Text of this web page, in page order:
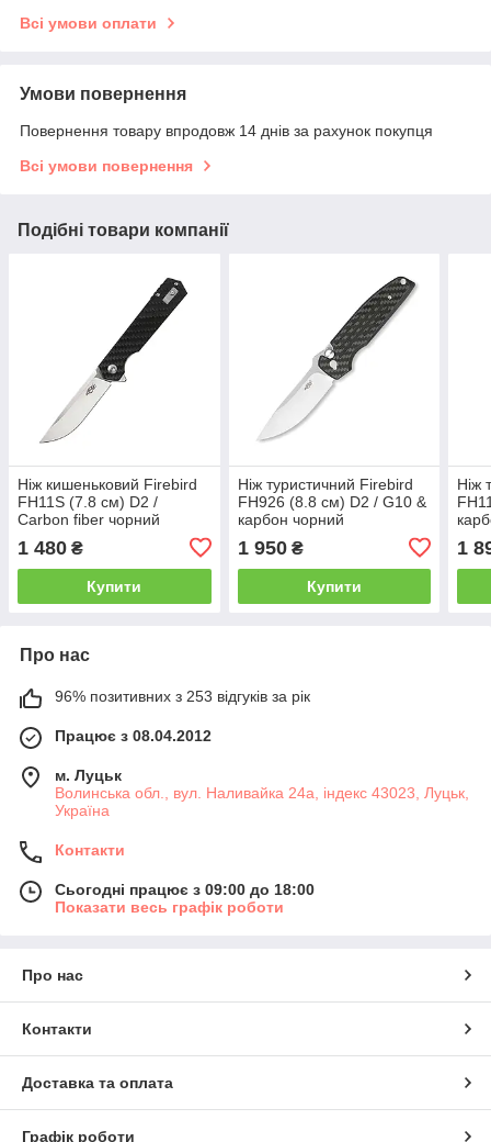
Всі умови оплати
Умови повернення
Повернення товару впродовж 14 днів за рахунок покупця
Всі умови повернення
Подібні товари компанії
Ніж кишеньковий Firebird
FH11S (7.8 см) D2 /
Carbon fiber чорний
1 480 ₴
Купити
Ніж туристичний Firebird
FH926 (8.8 см) D2 / G10 &
карбон чорний
1 950₴
Купити
Ніж
1
Про нас
96% позитивних з 253 відгуків за рік
Працює з 08.04.2012
м. Луцьк
Волинська обл., вул. Наливайка 24а, індекс 43023, Луцьк,
Україна
Контакти
Сьогодні працює з 09:00 до 18:00
Показати весь графік роботи
Про нас
Контакти
Доставка та оплата
Графік роботи